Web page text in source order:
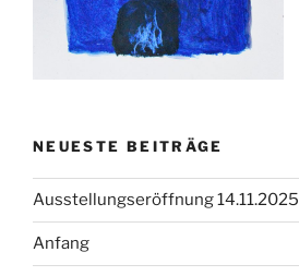
NEUESTE BEITRÄGE
Ausstellungseröffnung 14.11.2025
Anfang